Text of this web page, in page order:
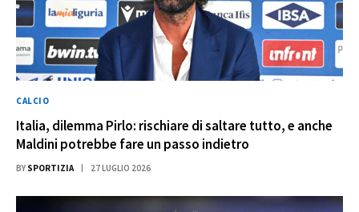
CALCIO
Italia, dilemma Pirlo: rischiare di saltare tutto, e anche
Maldini potrebbe fare un passo indietro
BY SPORTIZIA 27 LUGLIO 2026